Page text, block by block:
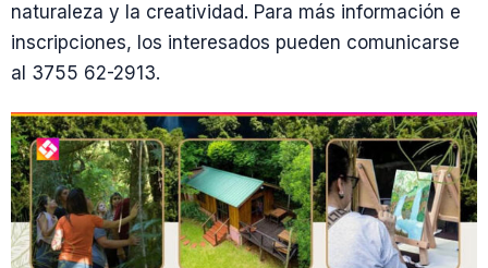
naturaleza y la creatividad. Para más información e
inscripciones, los interesados pueden comunicarse
al 3755 62-2913.